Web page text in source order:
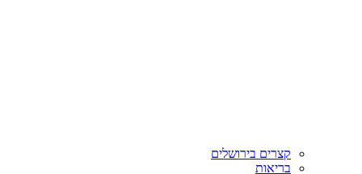
קצרים בירושלים
בריאות